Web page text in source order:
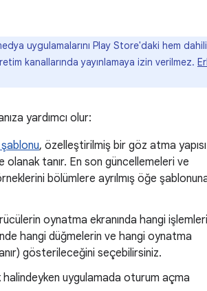
uygulamalarını Play Store'daki hem dahili
kanallarında yayınlamaya izin verilmez.
yardımcı olur:
, özelleştirilmiş bir göz atma yapısı
olanak tanır. En son güncellemeleri ve
bölümlere ayrılmış öğe
oynatma ekranında hangi işlemleri
hangi düğmelerin ve hangi oynatma
gösterileceğini seçebilirsiniz.
uygulamada oturum açma